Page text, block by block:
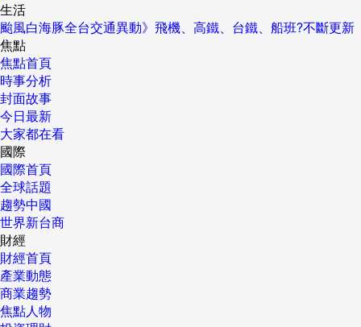
生活
颱風白海豚全台交通異動》飛機、高鐵、台鐵、船班?不斷更新
焦點
焦點首頁
時事分析
封面故事
今日最新
大家都在看
國際
國際首頁
全球話題
趨勢中國
世界新台商
財經
財經首頁
產業動態
商業趨勢
焦點人物